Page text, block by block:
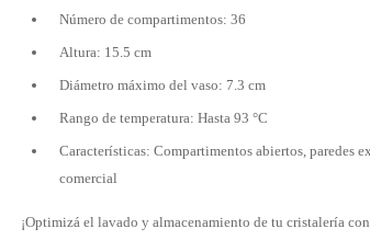
Número de compartimentos: 36
Altura: 15.5 cm
Diámetro máximo del vaso: 7.3 cm
Rango de temperatura: Hasta 93 °C
Características: Compartimentos abiertos, paredes
comercial
¡Optimizá el lavado y almacenamiento de tu cristalería